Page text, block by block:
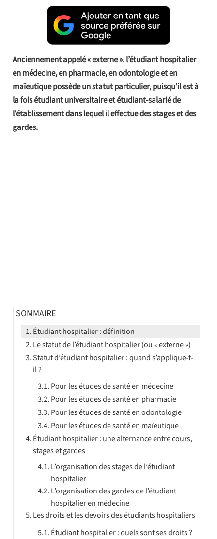
Anciennement appelé « externe », l’étudiant hospitalier
en médecine, en pharmacie, en odontologie et en
maïeutique possède un statut particulier, puisqu’il est à
la fois étudiant universitaire et étudiant-salarié de
l’établissement dans lequel il effectue des stages et des
gardes.
SOMMAIRE
Étudiant hospitalier : définition
Le statut de l’étudiant hospitalier (ou « externe »)
Statut d’étudiant hospitalier : quand s’applique-t-
il ?
Pour les études de santé en médecine
Pour les études de santé en pharmacie
Pour les études de santé en odontologie
Pour les études de santé en maïeutique
Étudiant hospitalier : une alternance entre cours,
stages et gardes
L’organisation des stages de l’étudiant
hospitalier
L’organisation des gardes de l’étudiant
hospitalier en médecine
Les droits et les devoirs des étudiants hospitaliers
Étudiant hospitalier : quels sont ses droits ?